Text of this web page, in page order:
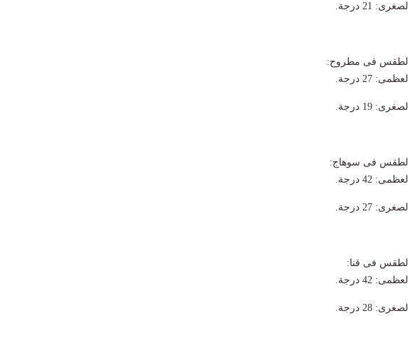
​الصغرى: 21 درجة.
الطقس فى مطروح:
​العظمى: 27 درجة.
​الصغرى: 19 درجة.
الطقس فى ​سوهاج:
​العظمى: 42 درجة.
​الصغرى: 27 درجة.
الطقس فى ​قنا:
​العظمى: 42 درجة.
​الصغرى: 28 درجة.